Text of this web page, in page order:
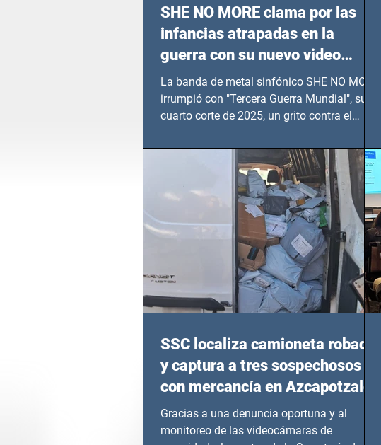
SHE NO MORE clama por las
infancias atrapadas en la
guerra con su nuevo video
TERCERA GUERRA MUNDIAL
La banda de metal sinfónico SHE NO MORE
irrumpió con "Tercera Guerra Mundial", su
cuarto corte de 2025, un grito contra el
en epicentros bélicos.
SSC localiza camioneta robada
y captura a tres sospechosos
con mercancía en Azcapotzalco
Gracias a una denuncia oportuna y al
monitoreo de las videocámaras de